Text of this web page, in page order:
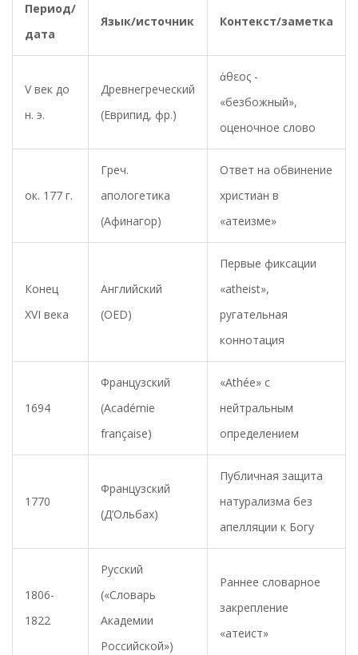
Период/
дата
Язык/источник Контекст/заметка
V век до
н. э.
Древнегреческий
(Еврипид, фр.)
ἀθεος -
«безбожный»,
оценочное слово
ок. 177 г.
Греч.
апологетика
(Афинагор)
Ответ на обвинение
христиан в
«атеизме»
Конец
XVI века
Английский
(OED)
Первые фиксации
«atheist»,
ругательная
коннотация
1694
Французский
(Académie
française)
«Athée» с
нейтральным
определением
1770
Французский
(Д’Ольбах)
Публичная защита
натурализма без
апелляции к Богу
1806-
1822
Русский
(«Словарь
Академии
Российской»)
Раннее словарное
закрепление
«атеист»